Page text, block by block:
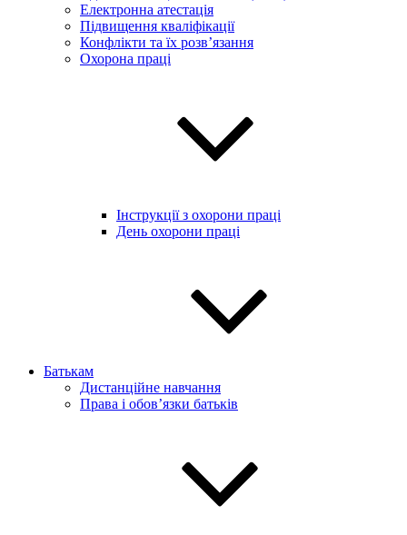
Електронна атестація
Підвищення кваліфікації
Конфлікти та їх розв’язання
Охорона праці
Інструкції з охорони праці
День охорони праці
Батькам
Дистанційне навчання
Права і обов’язки батьків